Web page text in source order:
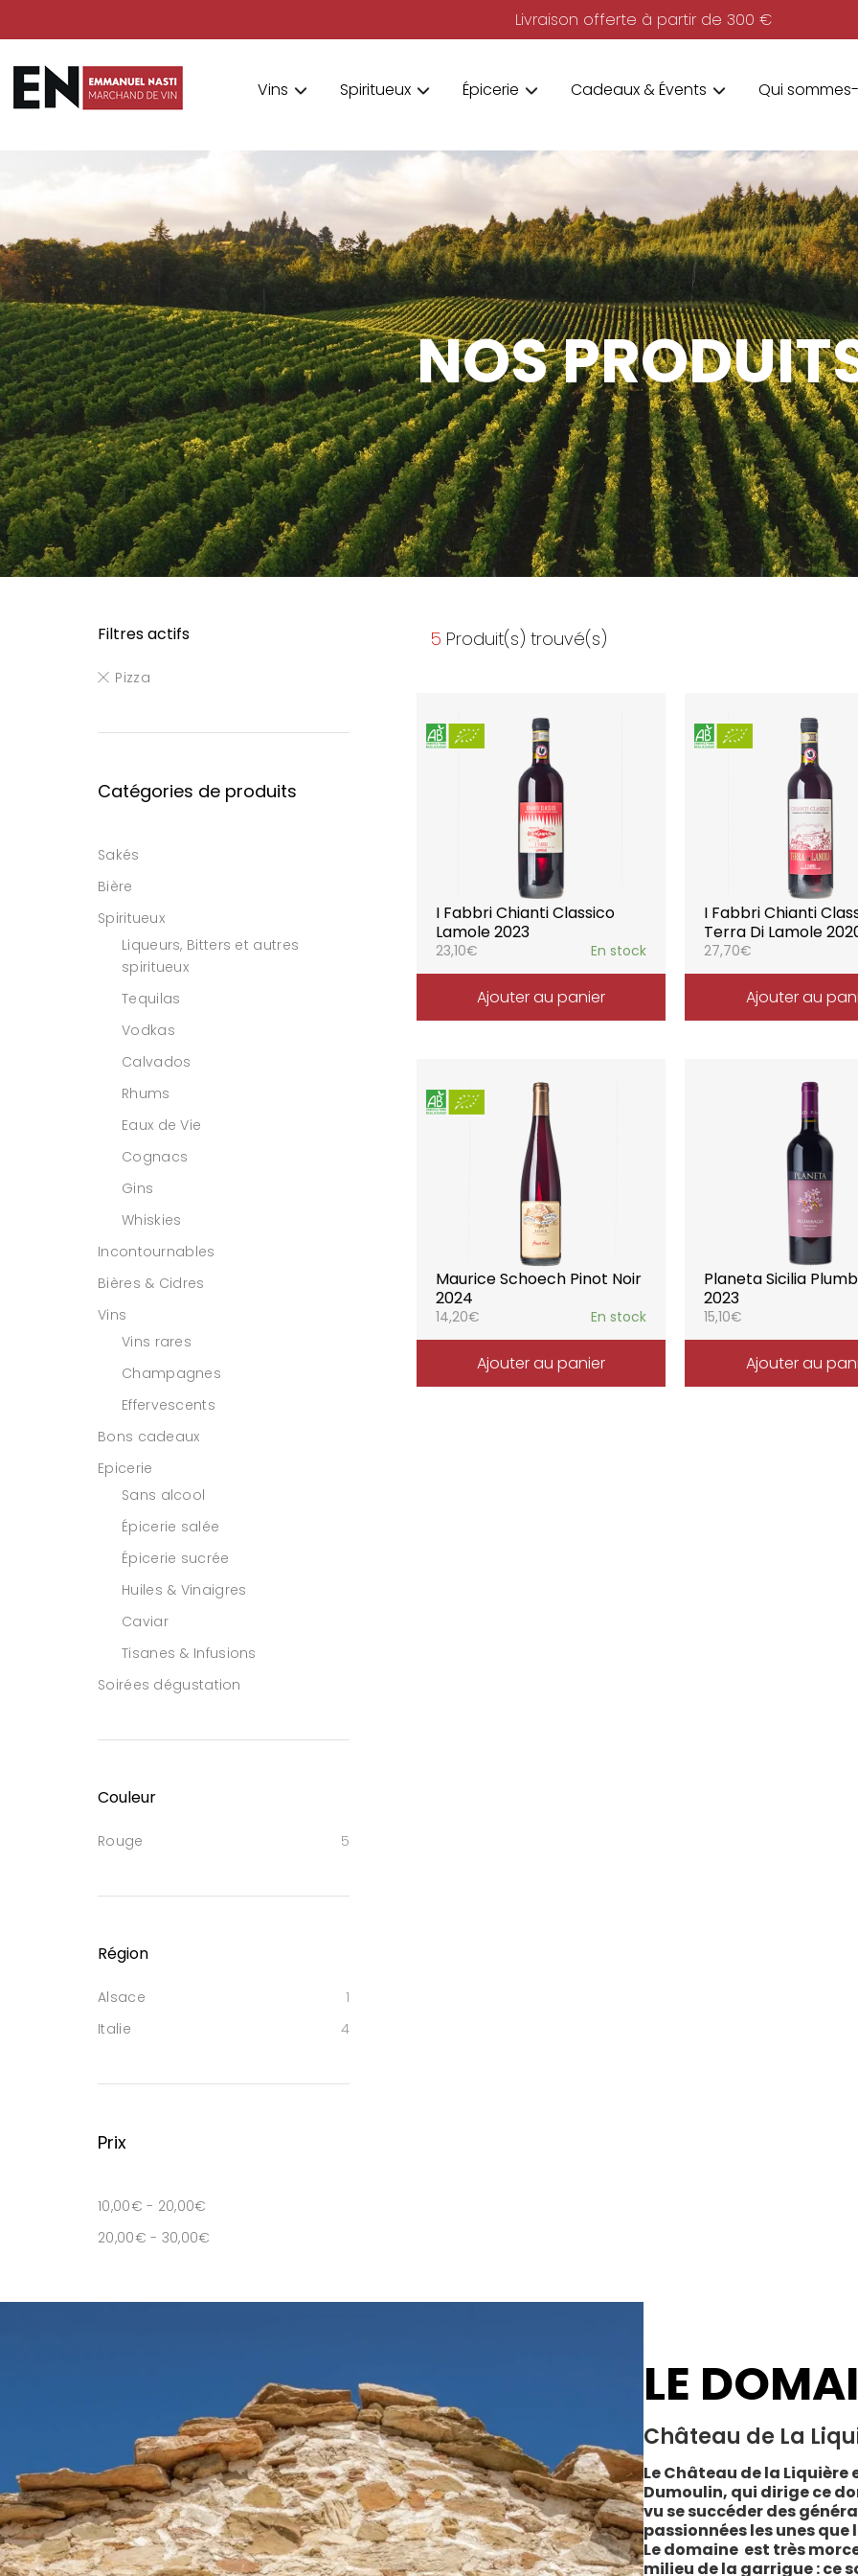
Livraison offerte à partir de 300 €
Vins Spiritueux Épicerie Cadeaux & Évents Qui
NOS
5 Produit(s) trouvé(s)
I Fabbri Chianti Classico
Lamole 2023
23,10€ En stock
Ajouter au panier
I Fabbri Chianti
Terra Di Lamole
27,70€
Ajouter au
Maurice Schoech Pinot Noir
2024
14,20€ En stock
Ajouter au panier
Planeta Sicilia
2023
15,10€
Ajouter au
Filtres actifs
Pizza
Catégories de produits
Sakés
Bière
Spiritueux
Liqueurs, Bitters et autres
spiritueux
Tequilas
Vodkas
Calvados
Rhums
Eaux de Vie
Cognacs
Gins
Whiskies
Incontournables
Bières & Cidres
Vins
Vins rares
Champagnes
Effervescents
Bons cadeaux
Epicerie
Sans alcool
Épicerie salée
Épicerie sucrée
Huiles & Vinaigres
Caviar
Tisanes & Infusions
Soirées dégustation
Couleur
Rouge 5
Région
Alsace
1
Italie
4
Prix
10,00€ - 20,00€
20,00€ - 30,00€
LE
Château de La
Le Château de la
Dumoulin, qui dirige ce
vu se succéder des
passionnées les unes que
Le domaine est très
milieu de la garrigue : ce